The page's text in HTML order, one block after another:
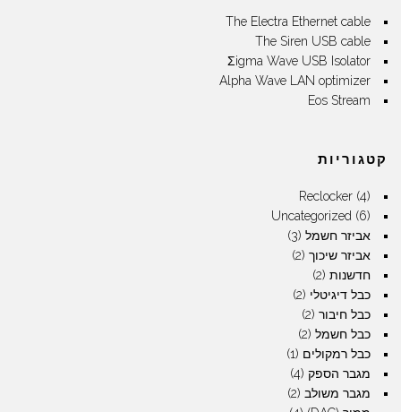
The Electra Ethernet cable
The Siren USB cable
Σigma Wave USB Isolator
Alpha Wave LAN optimizer
Eos Stream
קטגוריות
Reclocker (4)
Uncategorized (6)
אביזר חשמל (3)
אביזר שיכוך (2)
חדשנות (2)
כבל דיגיטלי (2)
כבל חיבור (2)
כבל חשמל (2)
כבל רמקולים (1)
מגבר הספק (4)
מגבר משולב (2)